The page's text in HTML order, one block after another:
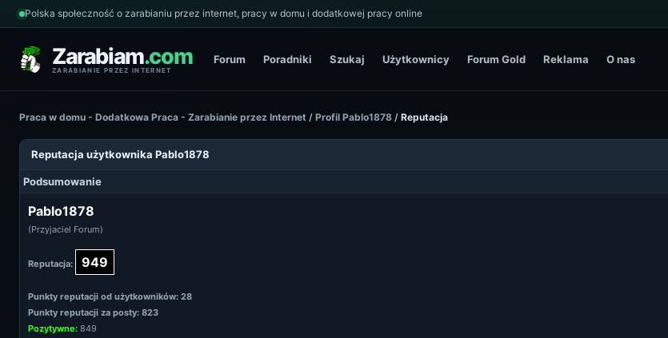
Polska społeczność o zarabianiu przez internet, pracy w domu i dodatkowej pracy online
Zarabiam.com
ZARABIANIE PRZEZ INTERNET
Forum Poradniki Szukaj Użytkownicy Forum Gold Reklama O nas
Praca w domu - Dodatkowa Praca - Zarabianie przez Internet / Profil Pablo1878 / Reputacja
Reputacja użytkownika Pablo1878
Podsumowanie
Pablo1878
(Przyjaciel Forum)
Reputacja: 949
Punkty reputacji od użytkowników: 28
Punkty reputacji za posty: 823
Pozytywne: 849